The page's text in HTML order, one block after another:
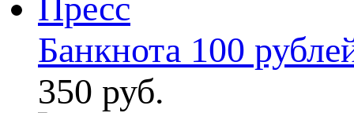
Банкнота 100
350 руб.